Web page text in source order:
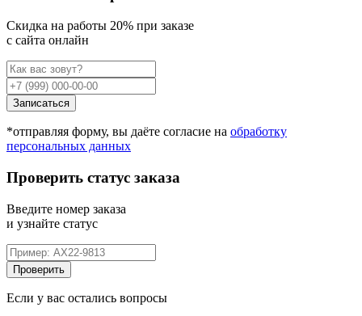
Cкидка на работы 20% при заказе
с сайта онлайн
Записаться
*отправляя форму, вы даёте согласие на обработку
персональных данных
Проверить статус заказа
Введите номер заказа
и узнайте статус
Проверить
Если у вас остались вопросы